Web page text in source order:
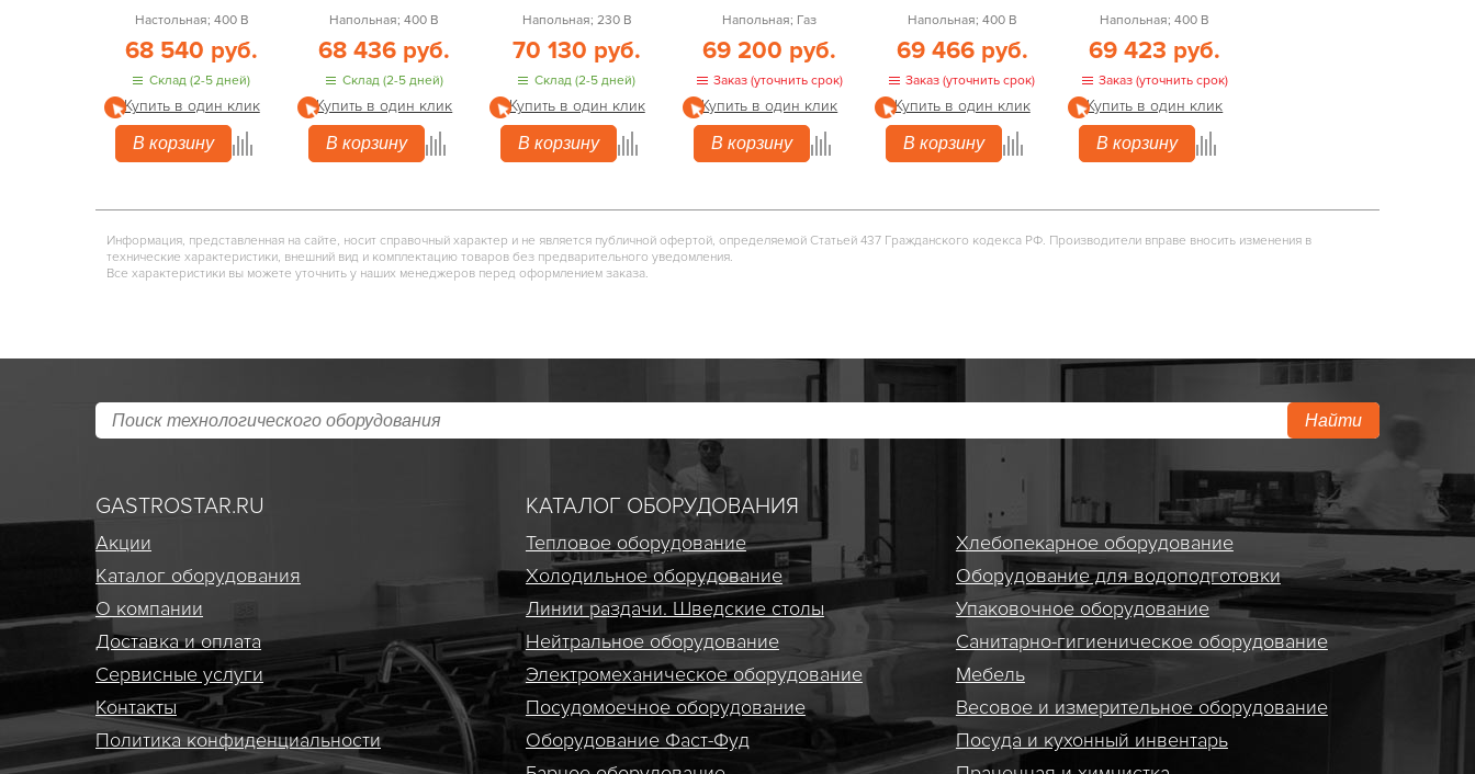
Настольная; 400 В
68 540 руб.
Склад (2-5 дней)
Купить в один клик
В корзину
Напольная; 400 В
68 436 руб.
Склад (2-5 дней)
Купить в один клик
В корзину
Напольная; 230 В
70 130 руб.
Склад (2-5 дней)
Купить в один клик
В корзину
Напольная; Газ
69 200 руб.
Заказ (уточнить срок)
Купить в один клик
В корзину
Напольная; 400 В
69 466 руб.
Заказ (уточнить срок)
Купить в один клик
В корзину
Напольная; 400 В
69 423 руб.
Заказ (уточнить срок)
Купить в один клик
В корзину
Информация, представленная на сайте, носит справочный характер и не является публичной офертой, определяемой Статьей 437 Гражданского кодекса РФ. Производители вправе вносить изменения в
технические характеристики, внешний вид и комплектацию товаров без предварительного уведомления.
Все характеристики вы можете уточнить у наших менеджеров перед оформлением заказа.
Найти
GASTROSTAR.RU
Акции
Каталог оборудования
О компании
Доставка и оплата
Сервисные услуги
Контакты
Политика конфиденциальности
КАТАЛОГ ОБОРУДОВАНИЯ
Тепловое оборудование
Холодильное оборудование
Линии раздачи. Шведские столы
Нейтральное оборудование
Электро­механическое оборудование
Посудомоечное оборудование
Оборудование Фаст-Фуд
Хлебопекарное оборудование
Оборудование для водоподготовки
Упаковочное оборудование
Санитарно-гигиеническое оборудование
Мебель
Весовое и измерительное оборудование
Посуда и кухонный инвентарь